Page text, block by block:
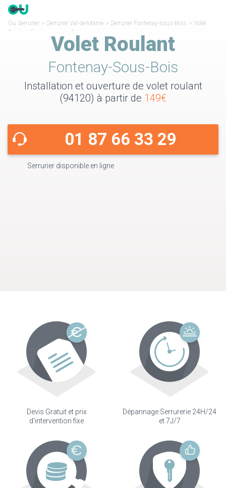
Ou Serrurier > Serrurier Val-de-Marne > Serrurier Fontenay-sous-Bois > Volet
Roulant Fontenay-sous-Bois
Volet Roulant
Fontenay-Sous-Bois
Installation et ouverture de volet roulant
(94120) à partir de 149€
01 87 66 33 29
Serrurier disponible en ligne
Devis Gratuit et prix
d'intervention fixe
Dépannage Serrurerie 24H/24
et 7J/7